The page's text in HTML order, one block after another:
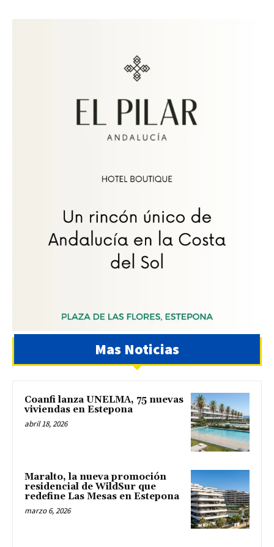
Mas Noticias
Coanfi lanza UNELMA, 75 nuevas
viviendas en Estepona
abril 18, 2026
Maralto, la nueva promoción
residencial de WildSur que
redefine Las Mesas en Estepona
marzo 6, 2026